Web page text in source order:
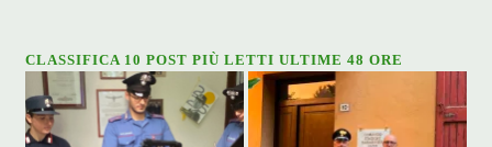
CLASSIFICA 10 POST PIÙ LETTI ULTIME 48 ORE